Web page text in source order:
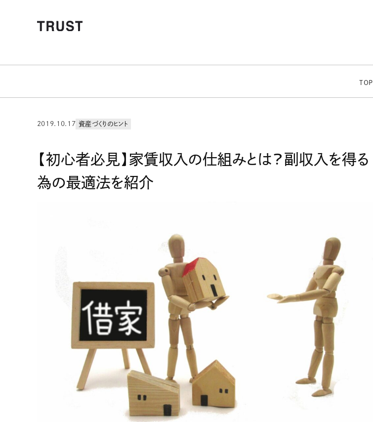
TOP
2019.10.17 資産づくりのヒント
【初心者必見】家賃収入の仕組みとは？副収入を得る
為の最適法を紹介